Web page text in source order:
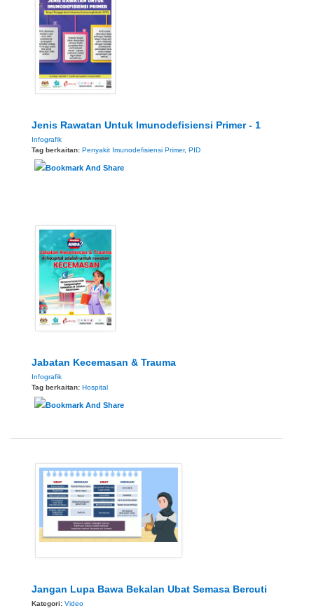
Jenis Rawatan Untuk Imunodefisiensi Primer - 1
Infografik
Tag berkaitan: Penyakit Imunodefisiensi Primer, PID
Jabatan Kecemasan & Trauma
Infografik
Tag berkaitan: Hospital
Jangan Lupa Bawa Bekalan Ubat Semasa Bercuti
Kategori: Video